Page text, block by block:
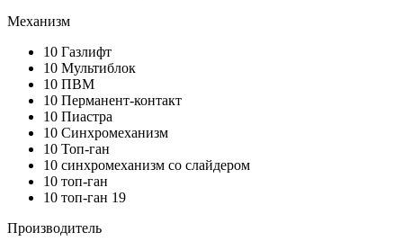
Механизм
10 Газлифт
10 Мультиблок
10 ПВМ
10 Перманент-контакт
10 Пиастра
10 Синхромеханизм
10 Топ-ган
10 синхромеханизм со слайдером
10 топ-ган
10 топ-ган 19
Производитель